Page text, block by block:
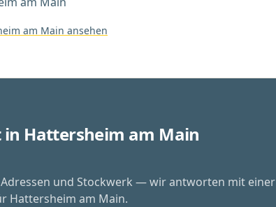
am Main ansehen
Hattersheim am Main
Adressen und Stockwerk — wir antworten mit einer
Hattersheim am Main.